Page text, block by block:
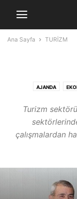
Ana Sayfa TURİZM
AJANDA
KÜLTÜR | SANAT
OTOMOTİV ÖZEL
SPOR TEKNOLOJİ
Turizm
çalışmalardan